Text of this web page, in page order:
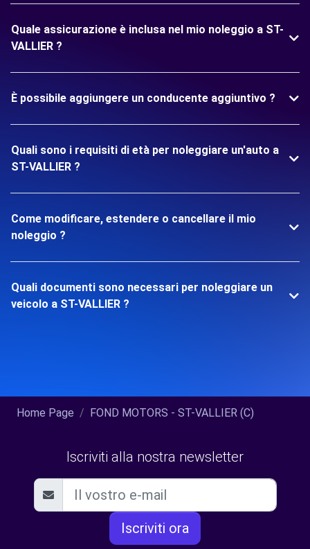
Quale assicurazione è inclusa nel mio noleggio a ST-
VALLIER ?
È possibile aggiungere un conducente aggiuntivo ?
Quali sono i requisiti di età per noleggiare un'auto a
ST-VALLIER ?
Come modificare, estendere o cancellare il mio
noleggio ?
Quali documenti sono necessari per noleggiare un
veicolo a ST-VALLIER ?
Home Page FOND MOTORS - ST-VALLIER (C)
Iscriviti alla nostra newsletter
Iscriviti ora